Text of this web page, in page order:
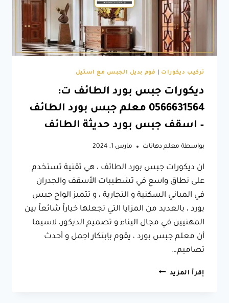
جبس
بورد
بالطائف
تركيب ديكورات فوم بديل الجبس مع استيل
ديكورات جبس بورد الطائف ت:
0566631564 معلم جبس بورد الطائف
– اسقف جبس بورد حديثة الطائف
بواسطة معلم دهانات مارس 1, 2024
ان ديكورات جبس بورد الطائف ، هي تقنية تستخدم
على نطاق واسع في تشطيبات الأسقف والجدران
في المباني السكنية و التجارية ، و تتميز الواح جبس
بورد ، بالعديد من المزايا التي تجعلها خياراً شائعاً بين
المهنيين في مجال اليناء و تصميم الديكور، لاسيما
أن معلم جبس بورد ، يقوم بإبتكار اجمل و أحدث
تصاميم…
إقرأ المزيد ديكورات